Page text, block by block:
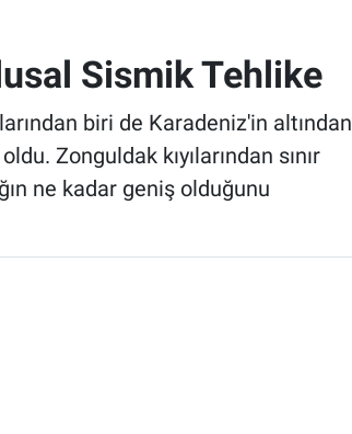
Sismik Tehlike
biri de Karadeniz'in altından
Zonguldak kıyılarından sınır
ne kadar geniş olduğunu